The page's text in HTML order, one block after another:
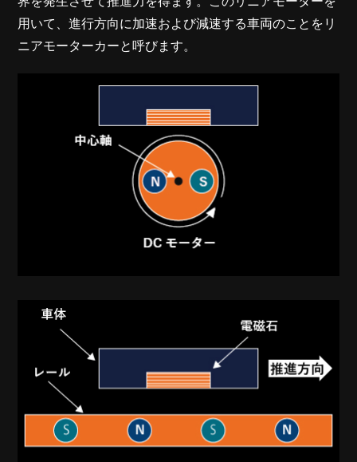
用いて、進行方向に加速および減速する車両のことをリ
ニアモーターカーと呼びます。